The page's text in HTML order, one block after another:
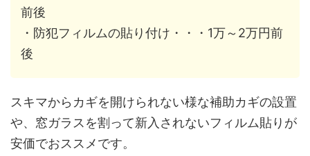
前後
・防犯フィルムの貼り付け・・・1万～2万円前
後
スキマからカギを開けられない様な補助カギの設置
や、窓ガラスを割って新入されないフィルム貼りが
安価でおススメです。